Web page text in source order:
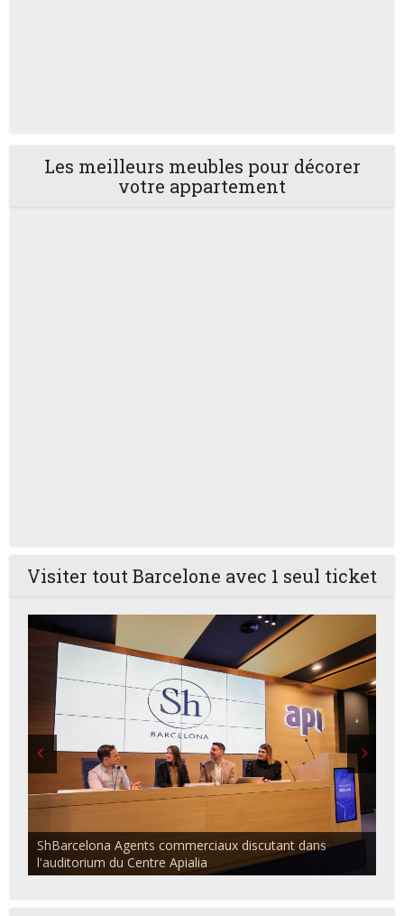
Les meilleurs meubles pour décorer
votre appartement
Visiter tout Barcelone avec 1 seul ticket
ShBarcelona Agents commerciaux discutant dans
l'auditorium du Centre Apialia